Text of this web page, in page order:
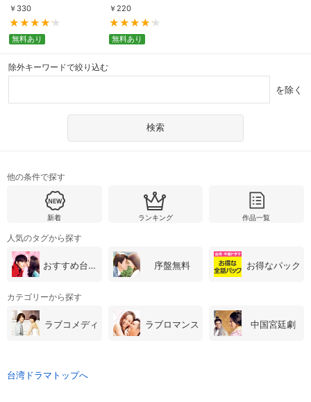
￥ 330
無料あり
￥ 220
無料あり
除外キーワードで絞り込む
を除く
他の条件で探す
新着 ランキング 作品一覧
人気のタグから探す
おすすめ台湾・中国ドラマ 序盤無料 お得なパック
カテゴリーから探す
ラブコメディ ラブロマンス 中国宮廷劇
台湾ドラマトップへ